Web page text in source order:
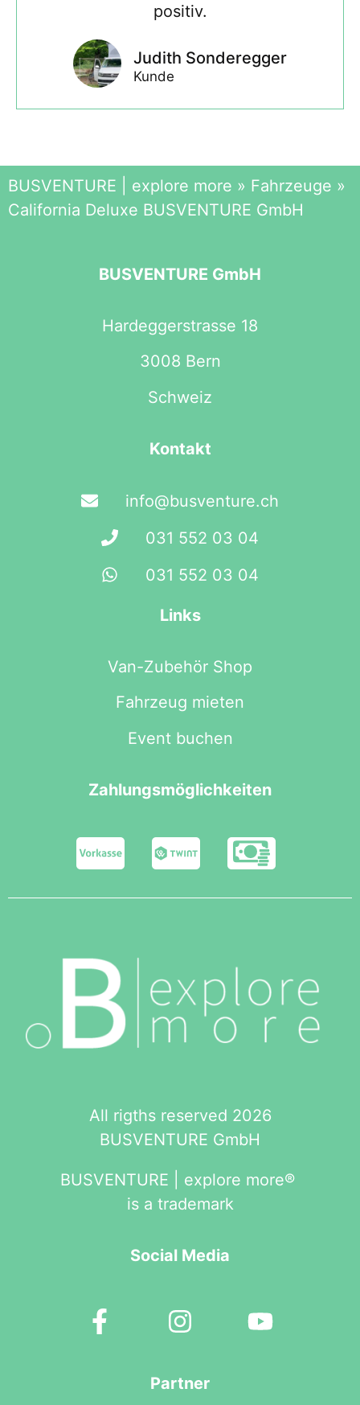
positiv.
Judith Sonderegger
Kunde
BUSVENTURE | explore more » Fahrzeuge »
California Deluxe BUSVENTURE GmbH
BUSVENTURE GmbH
Hardeggerstrasse 18
3008 Bern
Schweiz
Kontakt
info@busventure.ch
031 552 03 04
031 552 03 04
Links
Van-Zubehör Shop
Fahrzeug mieten
Event buchen
Zahlungsmöglichkeiten
All rigths reserved 2026
BUSVENTURE GmbH
BUSVENTURE | explore more®
is a trademark
Social Media
Partner